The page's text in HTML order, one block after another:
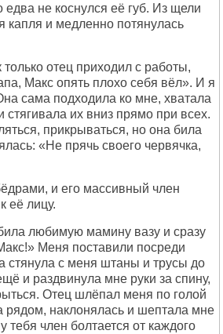
едва не коснулся её губ. Из щели
капля и медленно потянулась
отец приходил с работы,
Макс опять плохо себя вёл». И я
сама подходила ко мне, хватала
стягивала их вниз прямо при всех.
прикрываться, но она била
«Не прячь своего червячка,
и его массивный член
её лицу.
любимую мамину вазу и сразу
Меня поставили посреди
стянула с меня штаны и трусы до
и раздвинула мне руки за спину,
Отец шлёпал меня по голой
рядом, наклонялась и шептала мне
тебя член болтается от каждого